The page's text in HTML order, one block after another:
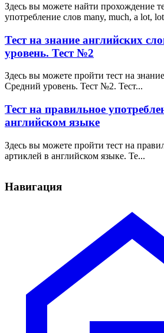
Здесь вы можете найти прохождение
употребление слов many, much, a lot,
Тест на знание английских
уровень. Тест №2
Здесь вы можете пройти тест на
Средний уровень. Тест №2. Тест...
Тест на правильное
английском языке
Здесь вы можете пройти тест на
артиклей в английском языке. Те...
Навигация